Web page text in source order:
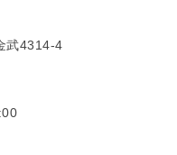
武4314-4